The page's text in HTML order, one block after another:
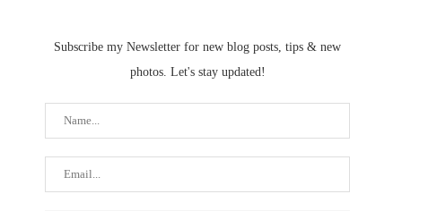
Subscribe my Newsletter for new blog posts, tips & new
photos. Let's stay updated!